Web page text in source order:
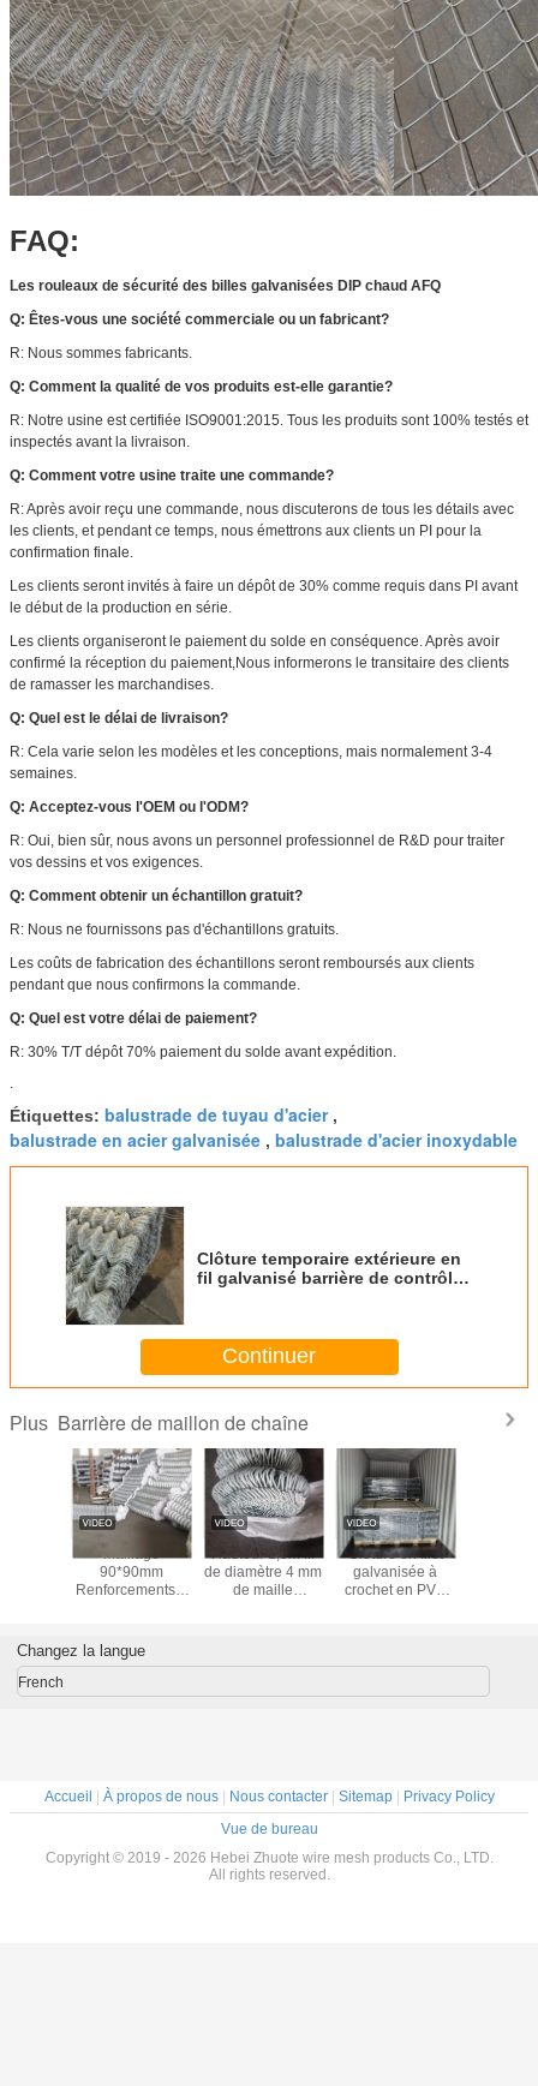
FAQ:
Les rouleaux de sécurité des billes galvanisées DIP chaud AFQ
Q: Êtes-vous une société commerciale ou un fabricant?
R: Nous sommes fabricants.
Q: Comment la qualité de vos produits est-elle garantie?
R: Notre usine est certifiée ISO9001:2015. Tous les produits sont 100% testés et
inspectés avant la livraison.
Q: Comment votre usine traite une commande?
R: Après avoir reçu une commande, nous discuterons de tous les détails avec
les clients, et pendant ce temps, nous émettrons aux clients un PI pour la
confirmation finale.
Les clients seront invités à faire un dépôt de 30% comme requis dans PI avant
le début de la production en série.
Les clients organiseront le paiement du solde en conséquence. Après avoir
confirmé la réception du paiement,Nous informerons le transitaire des clients
de ramasser les marchandises.
Q: Quel est le délai de livraison?
R: Cela varie selon les modèles et les conceptions, mais normalement 3-4
semaines.
Q: Acceptez-vous l'OEM ou l'ODM?
R: Oui, bien sûr, nous avons un personnel professionnel de R&D pour traiter
vos dessins et vos exigences.
Q: Comment obtenir un échantillon gratuit?
R: Nous ne fournissons pas d'échantillons gratuits.
Les coûts de fabrication des échantillons seront remboursés aux clients
pendant que nous confirmons la commande.
Q: Quel est votre délai de paiement?
R: 30% T/T dépôt 70% paiement du solde avant expédition.
.
Étiquettes: balustrade de tuyau d'acier,
balustrade en acier galvanisée , balustrade d'acier inoxydable
Clôture temporaire extérieure en
fil galvanisé barrière de contrôle
Continuer
Plus Barrière de maillon de chaîne
Maillage
90*90mm
Renforcements à
construction
Matériau de
Hauteur 1,8m fil
de diamètre 4 mm
de maille
Rideau
Clôture en filet
galvanisée à
crochet en PVC
Changez la langue
French
Accueil | À propos de nous| Nous contacter| Sitemap| Privacy Policy
Vue de bureau
Copyright © 2019 - 2026 Hebei Zhuote wire mesh products Co., LTD.
All rights reserved.